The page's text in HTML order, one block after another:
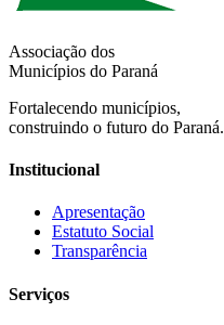
Associação dos
Municípios do Paraná
Fortalecendo municípios,
construindo o futuro do Paraná.
Institucional
Apresentação
Estatuto Social
Transparência
Serviços